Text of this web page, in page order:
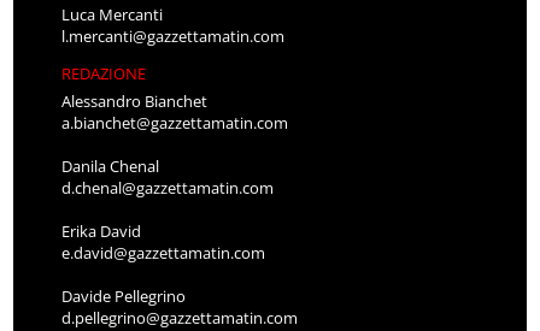
Luca Mercanti
l.mercanti@gazzettamatin.com
REDAZIONE
Alessandro Bianchet
a.bianchet@gazzettamatin.com
Danila Chenal
d.chenal@gazzettamatin.com
Erika David
e.david@gazzettamatin.com
Davide Pellegrino
d.pellegrino@gazzettamatin.com